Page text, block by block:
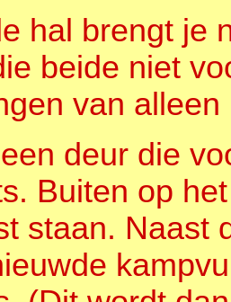
hal brengt je
beide niet
van
deur die
Buiten op
staan. Naast